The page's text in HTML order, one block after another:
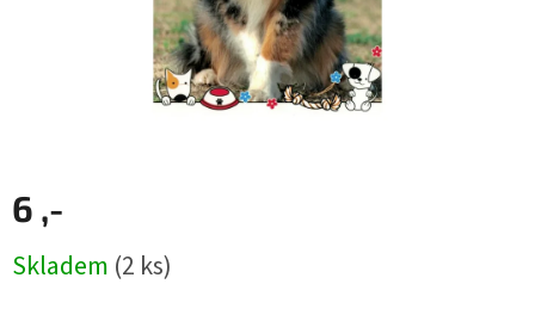
6 ,-
cena:
Skladem (2 ks)